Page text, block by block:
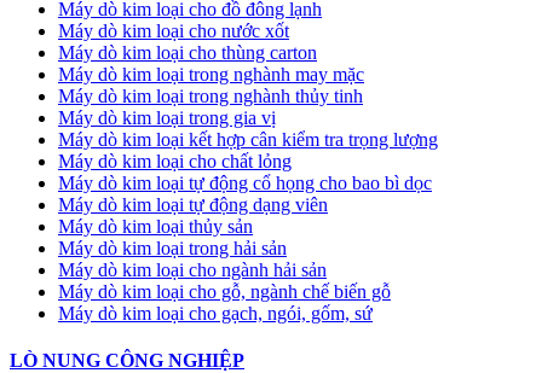
Máy dò kim loại cho đồ đông lạnh
Máy dò kim loại cho nước xốt
Máy dò kim loại cho thùng carton
Máy dò kim loại trong nghành may mặc
Máy dò kim loại trong nghành thủy tinh
Máy dò kim loại trong gia vị
Máy dò kim loại kết hợp cân kiểm tra trọng lượng
Máy dò kim loại cho chất lỏng
Máy dò kim loại tự động cổ họng cho bao bì dọc
Máy dò kim loại tự động dạng viên
Máy dò kim loại thủy sản
Máy dò kim loại trong hải sản
Máy dò kim loại cho ngành hải sản
Máy dò kim loại cho gỗ, ngành chế biến gỗ
Máy dò kim loại cho gạch, ngói, gốm, sứ
LÒ NUNG CÔNG NGHIỆP